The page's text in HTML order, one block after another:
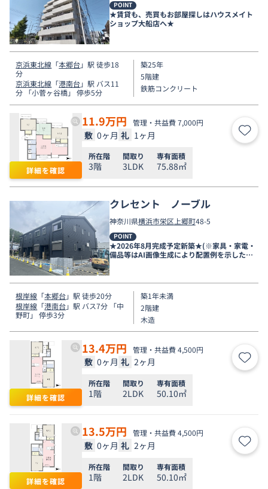
POINT
★賃貸も、売買もお部屋探しはハウスメイト
ショップ大船店へ★
京浜東北線 「本郷台」駅 徒歩18
分
京浜東北線 「港南台」駅 バス11
分 「小菅ヶ谷橋」 停歩5分
築25年
5階建
鉄筋コンクリート
詳細を確認
11.9万円 管理・共益費 7,000円
敷 0ヶ月 礼 1ヶ月 お気
所在階
3階
間取り
3LDK
専有面積
75.88㎡
クレセント ノーブル
神奈川県横浜市栄区 上郷町48-5
POINT
★2026年8月完成予定新築★(※家具・家電・
備品等はAI画像生成により配置例を示したも
のです）
根岸線 「本郷台」駅 徒歩20分
根岸線 「港南台」駅 バス7分 「中
野町」 停歩3分
築1年未満
2階建
木造
詳細を確認
13.4万円 管理・共益費 4,500円
敷 0ヶ月 礼 2ヶ月 お気
所在階
1階
間取り
2LDK
専有面積
50.10㎡
詳細を確認
13.5万円 管理・共益費 4,500円
敷 0ヶ月 礼 2ヶ月 お気
所在階
1階
間取り
2LDK
専有面積
50.10㎡